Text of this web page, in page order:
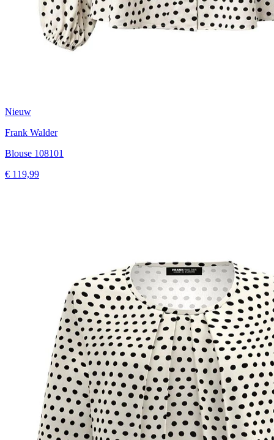
Nieuw
Frank Walder
Blouse 108101
€ 119,99